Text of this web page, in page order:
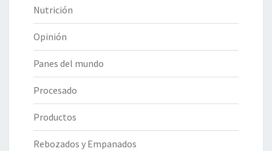
Nutrición
Opinión
Panes del mundo
Procesado
Productos
Rebozados y Empanados